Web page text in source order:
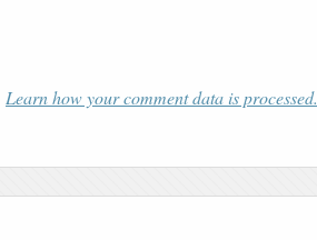
Learn how your comment data is processed.